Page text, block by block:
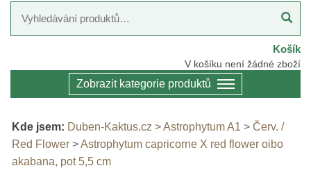
Košík
V košíku není žádné zboží
Zobrazit kategorie produktů
Kde jsem: Duben-Kaktus.cz >Astrophytum A1 > Červ. /
Red Flower >Astrophytum capricorne X red flower oibo
akabana, pot 5,5 cm